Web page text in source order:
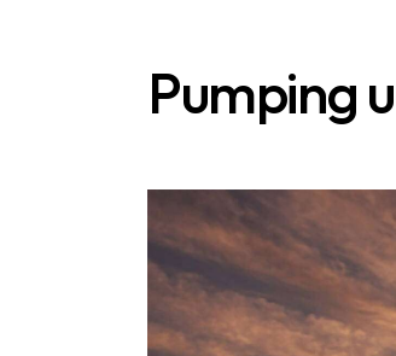
Pumping